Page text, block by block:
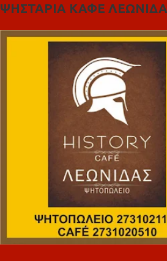
ΨΗΣΤΑΡΙΑ ΚΑΦΕ